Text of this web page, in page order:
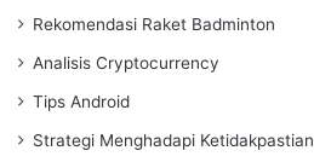
Rekomendasi Raket Badminton
Analisis Cryptocurrency
Tips Android
Strategi Menghadapi Ketidakpastian